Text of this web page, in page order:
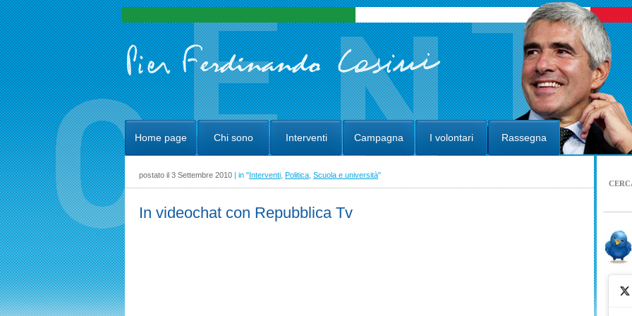
Home page Chi sono Interventi Campagna I volontari Rassegna
postato il 3 Settembre 2010 | in "Interventi Politica Scuola e università"
In videochat con Repubblica Tv